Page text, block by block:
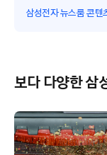
삼성전자 뉴스룸 콘텐
보다 다양한 삼